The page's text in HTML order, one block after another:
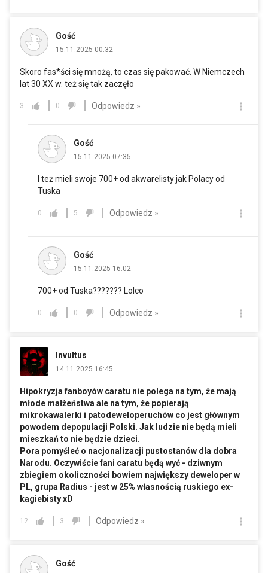
Gość
15.11.2025 00:32
Skoro fas*ści się mnożą, to czas się pakować. W Niemczech
lat 30 XX w. też się tak zaczęło
3 0 Odpowiedz »
Gość
15.11.2025 07:35
I też mieli swoje 700+ od akwarelisty jak Polacy od
Tuska
0 5 Odpowiedz »
Gość
15.11.2025 16:02
700+ od Tuska??????? Lolco
0 0 Odpowiedz »
Invultus
14.11.2025 16:45
Hipokryzja fanboyów caratu nie polega na tym, że mają
młode małżeństwa ale na tym, że popierają
mikrokawalerki i patodeweloperuchów co jest głównym
powodem depopulacji Polski. Jak ludzie nie będą mieli
mieszkań to nie będzie dzieci.
Pora pomyśleć o nacjonalizacji pustostanów dla dobra
Narodu. Oczywiście fani caratu będą wyć - dziwnym
zbiegiem okoliczności bowiem największy deweloper w
PL, grupa Radius - jest w 25% własnością ruskiego ex-
kagiebisty xD
12 3 Odpowiedz »
Gość